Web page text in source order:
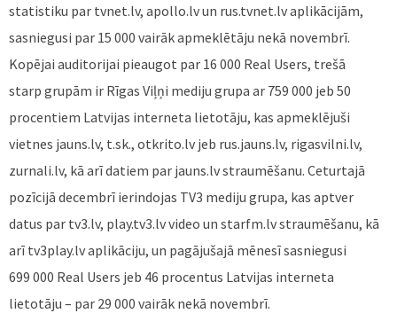
statistiku par tvnet.lv, apollo.lv un rus.tvnet.lv aplikācijām,
sasniegusi par 15 000 vairāk apmeklētāju nekā novembrī.
Kopējai auditorijai pieaugot par 16 000 Real Users, trešā
starp grupām ir Rīgas Viļņi mediju grupa ar 759 000 jeb 50
procentiem Latvijas interneta lietotāju, kas apmeklējuši
vietnes jauns.lv, t.sk., otkrito.lv jeb rus.jauns.lv, rigasvilni.lv,
zurnali.lv, kā arī datiem par jauns.lv straumēšanu. Ceturtajā
pozīcijā decembrī ierindojas TV3 mediju grupa, kas aptver
datus par tv3.lv, play.tv3.lv video un starfm.lv straumēšanu, kā
arī tv3play.lv aplikāciju, un pagājušajā mēnesī sasniegusi
699 000 Real Users jeb 46 procentus Latvijas interneta
lietotāju – par 29 000 vairāk nekā novembrī.